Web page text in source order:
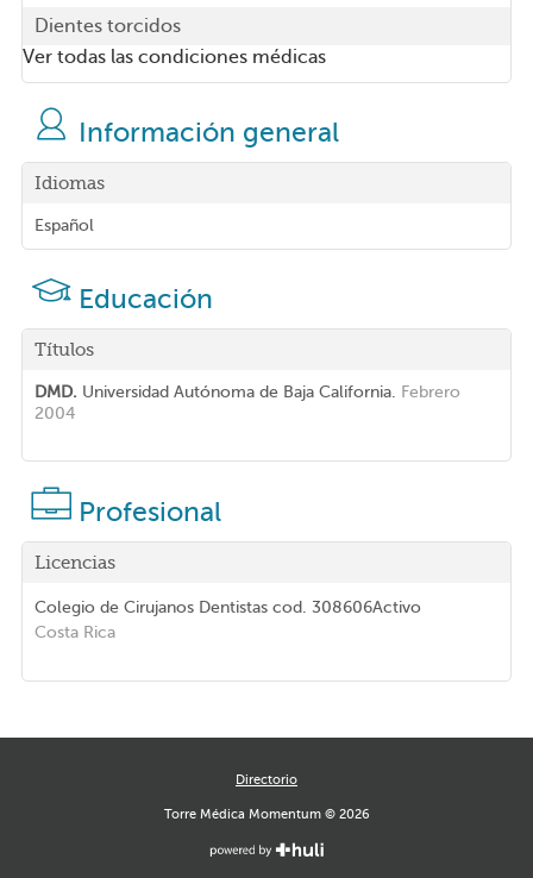
Dientes torcidos
Ver todas las condiciones médicas
Información general
Idiomas
Español
Educación
Títulos
DMD. Universidad Autónoma de Baja California. Febrero
2004
Profesional
Licencias
Colegio de Cirujanos Dentistas cod. 308606Activo
Costa Rica
Directorio
Torre Médica Momentum © 2026